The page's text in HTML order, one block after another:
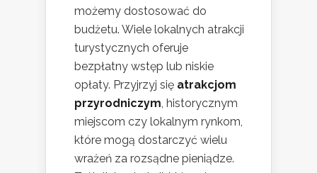
możemy dostosować do
budżetu. Wiele lokalnych atrakcji
turystycznych oferuje
bezpłatny wstęp lub niskie
opłaty. Przyjrzyj się atrakcjom
przyrodniczym , historycznym
miejscom czy lokalnym rynkom,
które mogą dostarczyć wielu
wrażeń za rozsądne pieniądze.